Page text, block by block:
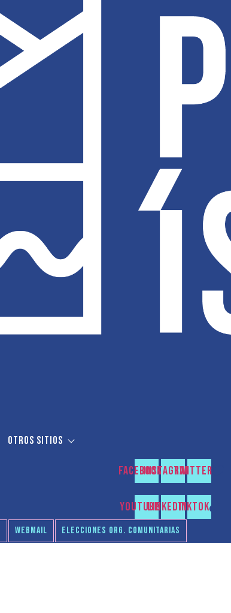
Otros sitios
FacebookInstagramTwitter
YoutubeLinkedinTiktok
WEBMAIL ELECCIONES ORG. COMUNITARIAS